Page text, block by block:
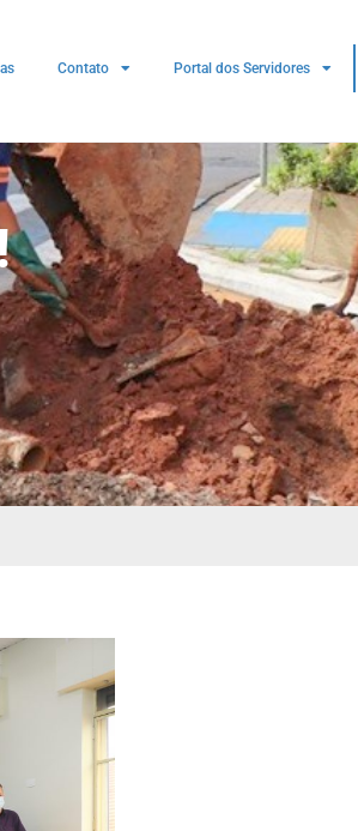
Contato Portal dos Servidores